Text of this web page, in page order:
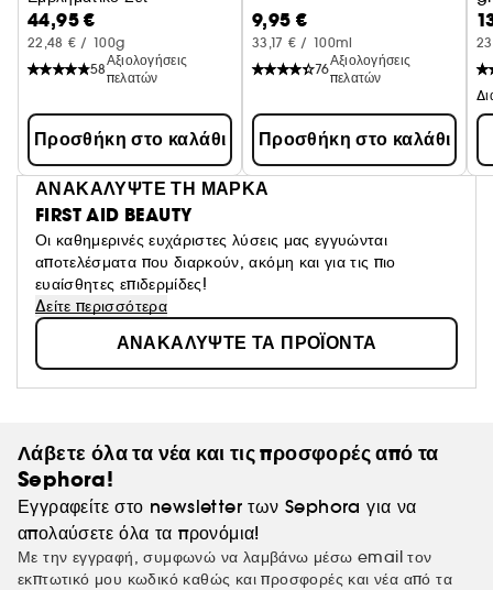
44,95 €
22,48 € / 100g
58
Αξιολογήσεις
πελατών
Προσθήκη στο καλάθι
9,95 €
33,17 € / 100ml
76
Αξιολογήσεις
πελατών
Προσθήκη στο καλάθι
ΑΝΑΚΑΛΥΨΤΕ ΤΗ ΜΑΡΚΑ
FIRST AID BEAUTY
Οι καθημερινές ευχάριστες λύσεις μας εγγυώνται
αποτελέσματα που διαρκούν, ακόμη και για τις πιο
ευαίσθητες επιδερμίδες!
Δείτε περισσότερα
ΑΝΑΚΑΛΥΨΤΕ ΤΑ ΠΡΟΪΟΝΤΑ
Λάβετε όλα τα νέα και τις προσφορές από τα
Sephora!
Εγγραφείτε στο newsletter των Sephora για να
απολαύσετε όλα τα προνόμια!
Με την εγγραφή, συμφωνώ να λαμβάνω μέσω email τον
εκπτωτικό μου κωδικό καθώς και προσφορές και νέα από τα